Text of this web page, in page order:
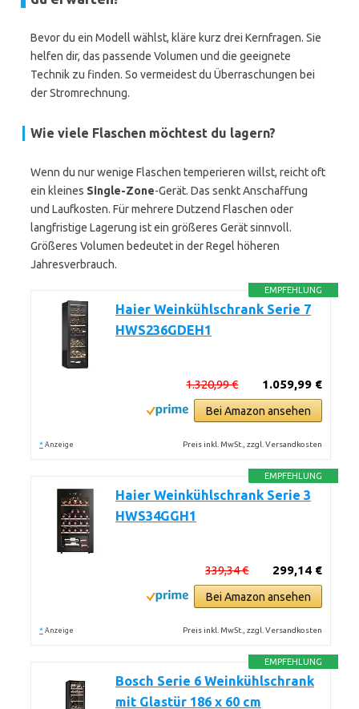
Bevor du ein Modell wählst, kläre kurz drei Kernfragen. Sie
helfen dir, das passende Volumen und die geeignete
Technik zu finden. So vermeidest du Überraschungen bei
der Stromrechnung.
Wie viele Flaschen möchtest du lagern?
Wenn du nur wenige Flaschen temperieren willst, reicht oft
ein kleines Single-Zone-Gerät. Das senkt Anschaffung
und Laufkosten. Für mehrere Dutzend Flaschen oder
langfristige Lagerung ist ein größeres Gerät sinnvoll.
Größeres Volumen bedeutet in der Regel höheren
Jahresverbrauch.
EMPFEHLUNG
Haier Weinkühlschrank Serie 7
HWS236GDEH1
1.059,99 €
1.320,99 €
Bei Amazon ansehen
* Anzeige Preis inkl. MwSt., zzgl. Versandkosten
EMPFEHLUNG
Haier Weinkühlschrank Serie 3
HWS34GGH1
299,14 €
339,34 €
Bei Amazon ansehen
* Anzeige Preis inkl. MwSt., zzgl. Versandkosten
EMPFEHLUNG
Bosch Serie 6 Weinkühlschrank
mit Glastür 186 x 60 cm